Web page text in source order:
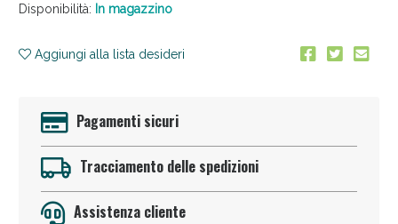
Disponibilità: In magazzino
Aggiungi alla lista desideri
Pagamenti sicuri
Tracciamento delle spedizioni
Assistenza cliente
Vie Urinarie e Prostata: Sconti fino al 45% oggi!